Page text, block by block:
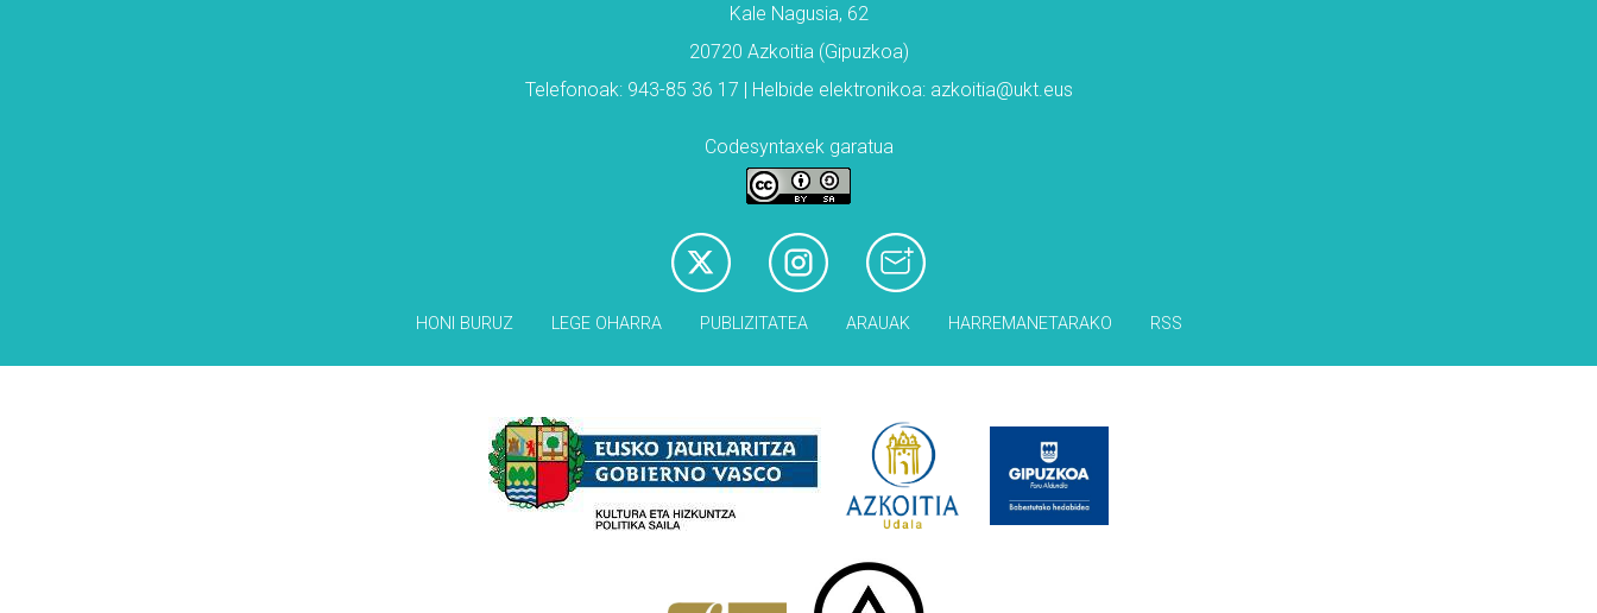
Kale Nagusia, 62
20720 Azkoitia (Gipuzkoa)
Telefonoak: 943-85 36 17 | Helbide elektronikoa: azkoitia@ukt.eus
Codesyntaxek garatua
HONI BURUZ LEGE OHARRA PUBLIZITATEA ARAUAK HARREMANETARAKO RSS